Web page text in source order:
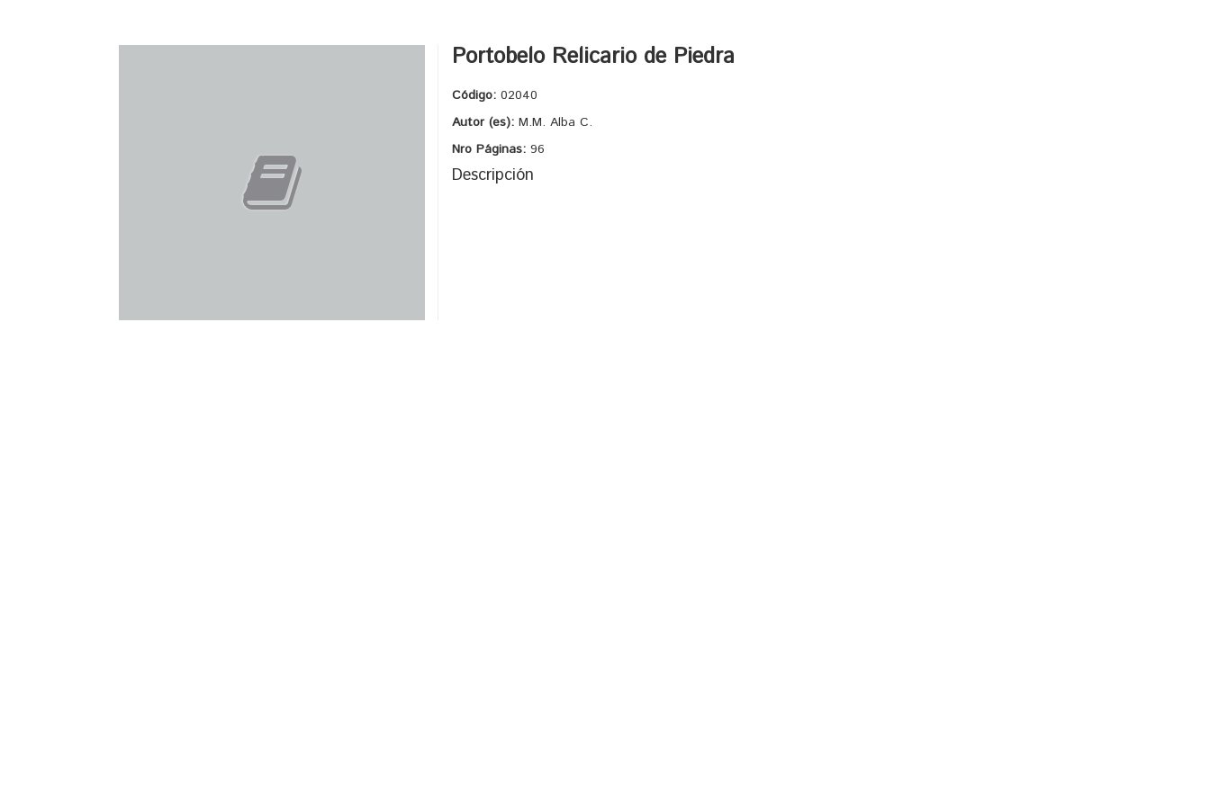
Portobelo Relicario de Piedra
Código: 02040
Autor (es): M.M. Alba C.
Nro Páginas: 96
Descripción